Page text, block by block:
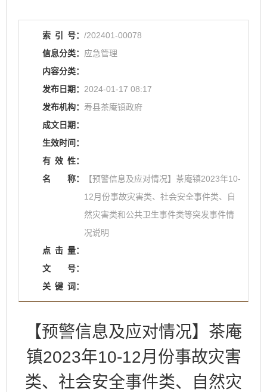
索 引 号： /202401-00078
信息分类： 应急管理
内容分类：
发布日期： 2024-01-17 08:17
发布机构： 寿县茶庵镇政府
成文日期：
生效时间：
有 效 性：
名
称：
【预警信息及应对情况】茶庵镇2023年10-
12月份事故灾害类、社会安全事件类、自
然灾害类和公共卫生事件类等突发事件情
况说明
点 击 量：
文
号：
关 键 词：
【预警信息及应对情况】茶庵
镇2023年10-12月份事故灾害
类、社会安全事件类、自然灾